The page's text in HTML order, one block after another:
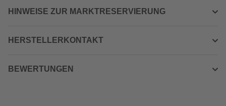
HINWEISE ZUR MARKTRESERVIERUNG
HERSTELLERKONTAKT
BEWERTUNGEN